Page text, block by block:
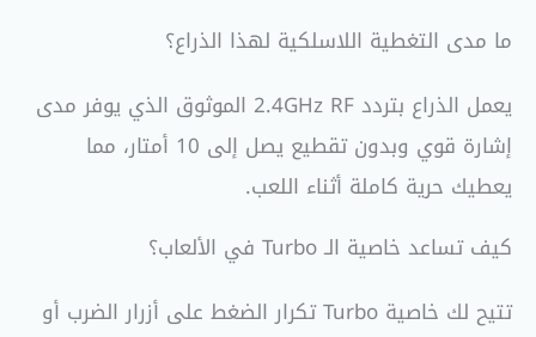
ما مدى التغطية اللاسلكية لهذا الذراع؟
يعمل الذراع بتردد 2.4GHz RF الموثوق الذي يوفر مدى
إشارة قوي وبدون تقطيع يصل إلى 10 أمتار، مما
يعطيك حرية كاملة أثناء اللعب.
كيف تساعد خاصية الـ Turbo في الألعاب؟
تتيح لك خاصية Turbo تكرار الضغط على أزرار الضرب أو